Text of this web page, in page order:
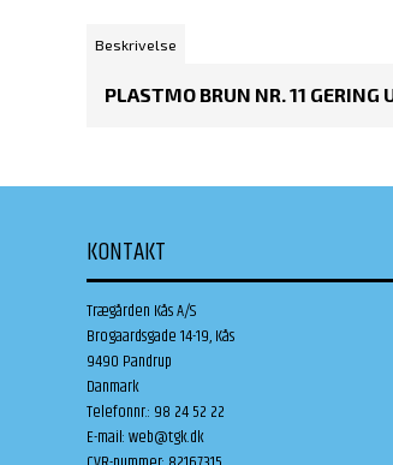
Beskrivelse
PLASTMO BRUN NR. 11 GERING
KONTAKT
Trægården Kås A/S
Brogaardsgade 14-19, Kås
9490 Pandrup
Danmark
Telefonnr.: 98 24 52 22
E-mail:web@tgk.dk